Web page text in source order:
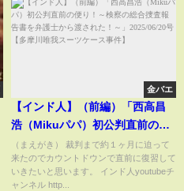
金バエ
【インド人】（前編）「西高昌
浩（Mikuパパ）初公判直前の便
り！～検察の総合捜査報告書を
弁護士から渡された！～」
2025/06/20号【多摩川唯我スー
（まえがき） 裁判まで約１ヶ月に迫って
来たのでカウントドウンで直前に復習して
いきたいと思います。 インド人youtubeチ
ャンネル http...